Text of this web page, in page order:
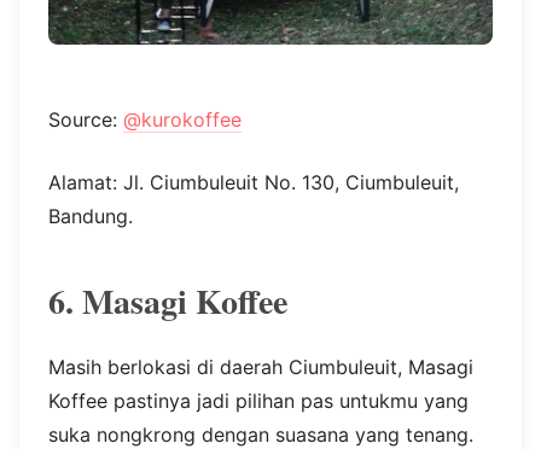
Source: @kurokoffee
Alamat: Jl. Ciumbuleuit No. 130, Ciumbuleuit,
Bandung.
6. Masagi Koffee
Masih berlokasi di daerah Ciumbuleuit, Masagi
Koffee pastinya jadi pilihan pas untukmu yang
suka nongkrong dengan suasana yang tenang.